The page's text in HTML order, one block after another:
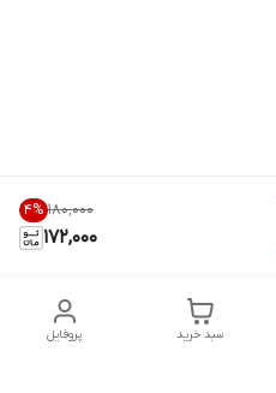
۱۸۰٬۰۰۰ 4%
172,000
پروفایل سبد خرید